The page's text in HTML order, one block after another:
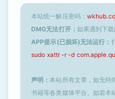
本站统一解压密码：
DMG无法打开： 如果遇到下
APP提示(已损坏)无法运行：
sudo xattr -r -d
声明：本站所有文章，如无特
书籍等各类媒体平台。如若本